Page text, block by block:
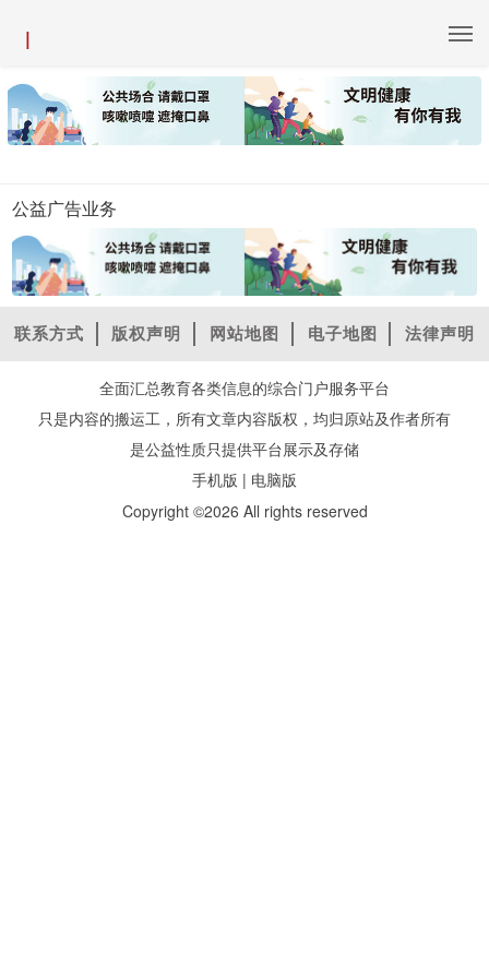
|
公益广告业务
联系方式 版权声明 网站地图 电子地图 法律声明
全面汇总教育各类信息的综合门户服务平台
只是内容的搬运工，所有文章内容版权，均归原站及作者所有
是公益性质只提供平台展示及存储
手机版 | 电脑版
Copyright ©2026 All rights reserved